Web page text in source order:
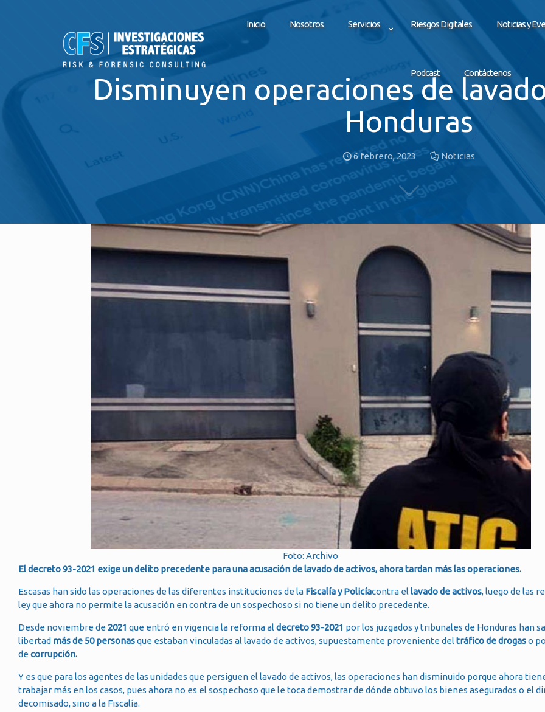
Inicio Nosotros Servicios Riesgos Digitales Noticias y
Podcast Contáctenos
Disminuyen operaciones de
Honduras
6 febrero, 2023 Noticias
Foto: Archivo
El decreto 93-2021 exige un delito precedente para una acusación de lavado de activos, ahora tardan más las operaciones.
Escasas han sido las operaciones de las diferentes instituciones de la Fiscalía y Policíacontra el lavado de activos, luego de las
ley que ahora no permite la acusación en contra de un sospechoso si no tiene un delito precedente.
Desde noviembre de 2021 que entró en vigencia la reforma al decreto 93-2021 por los juzgados y tribunales de Honduras han
libertad más de 50 personasque estaban vinculadas al lavado de activos, supuestamente proveniente del tráfico de drogaso
decorrupción.
Y es que para los agentes de las unidades que persiguen el lavado de activos, las operaciones han disminuido porque ahora
trabajar más en los casos, pues ahora no es el sospechoso que le toca demostrar de dónde obtuvo los bienes asegurados o el
decomisado, sino a la Fiscalía.